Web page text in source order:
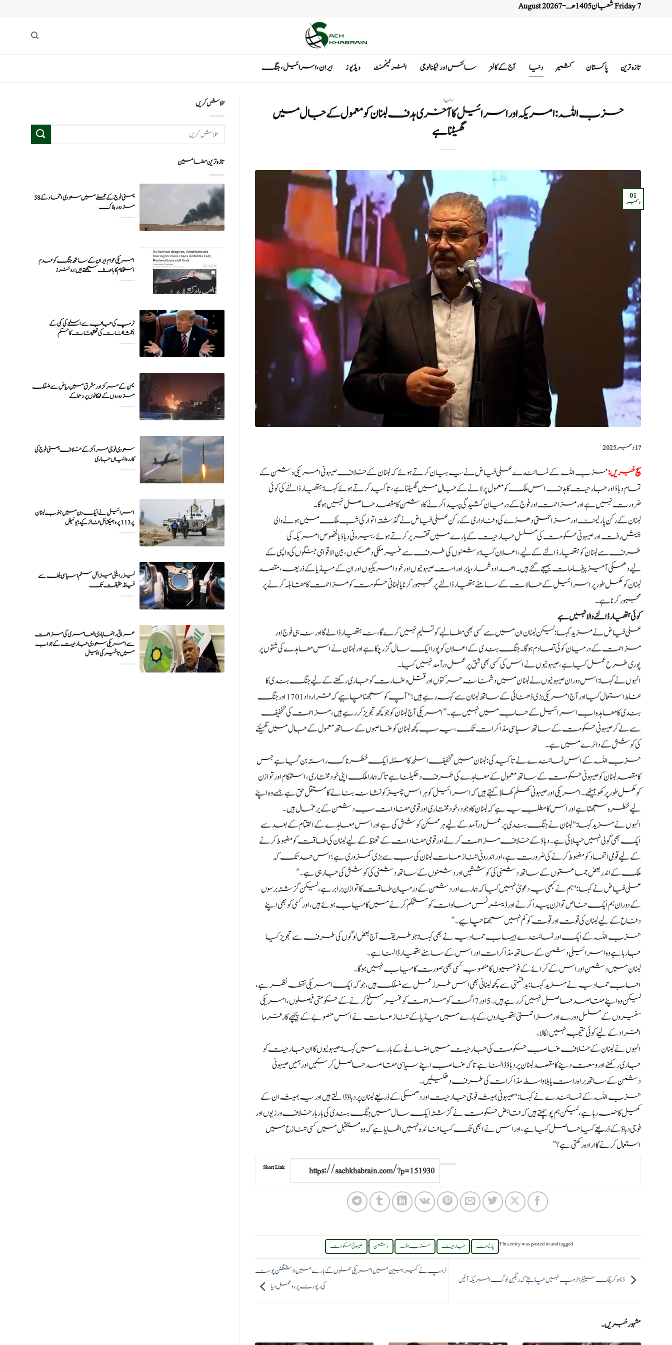
Friday 7 شعبان 1405 هـ - 7 August 2026
تازہ ترین پاکستان کشمیر دنیا آج کے کالمز سائنس اور ٹیکنالوجی انٹرٹینمنٹ ویڈیوز ایران ، اسرائیل ، جنگ
دنیا
حزب اللہ: امریکہ اور اسرائیل کا آخری ہدف لبنان کو معمول کے جال میں
گھسیٹنا ہے
01
دسمبر
?️1 دسمبر 2025
سچ خبریں:حزب اللہ کے نمائندے علی فیاض نے یہ بیان کرتے ہوئے کہ لبنان کے خلاف صیہونی امریکی دشمن کے
تمام دباؤ اور جارحیت کا ہدف اس ملک کو معمول پر لانے کے جال میں گھسیٹنا ہے، تاکید کرتے ہوئے کہا: ہتھیار ڈالنے کی کوئی
ضرورت نہیں ہے اور مزاحمت اور فوج کے درمیان کشیدگی پیدا کرنے کا دشمن کا مقصد حاصل نہیں ہو گا۔
لبنان کے رکن پارلیمنٹ اور مزاحمتی دھڑے کی وفاداری کے رکن علی فیاض نے گذشتہ اتوار کی شب ملک میں ہونے والی
پیش رفت اور صیہونی حکومت کی مسلسل جارحیت کے بارے میں تقریر کرتے ہوئے، بیرونی دباؤ بالخصوص امریکہ کی
طرف سے لبنان کو ہتھیار ڈالنے کے لیے، اعلان کیا: دشمنوں کی طرف سے غیر ملکی دھمکیوں، بین الاقوامی جنگوں کی واپسی کے
لیے دھمکی آمیز پیغامات بھیجے گئے ہیں۔ اعداد و شمار، یا براہ راست صیہونیوں اور خود امریکیوں اور ان کے میڈیا کے ذریعہ، مقصد
لبنان کو مکمل طور پر اسرائیل کے حالات کے سامنے ہتھیار ڈالنے پر مجبور کرنا یا لبنانی حکومت کو مزاحمت کا مقابلہ کرنے پر
مجبور کرنا ہے۔
کوئی ہتھیار ڈالنے والا نہیں ہے
علی فیاض نے مزید کہا: لیکن لبنان ان میں سے کسی بھی مطالبے کو تسلیم نہیں کرے گا، نہ ہتھیار ڈالے گا اور نہ ہی فوج اور
مزاحمت کے درمیان کوئی تصادم ہوگا۔ جنگ بندی کے اعلان کو پورا ایک سال گزر چکا ہے اور لبنان نے اس معاہدے کی شقوں پر
پوری طرح عمل کیا ہے، صیہونیوں نے اس کی کسی بھی شق پر عمل درآمد نہیں کیا۔
انہوں نے کہا: اس دوران صیہونیوں نے لبنان میں دشمنانہ حرکتوں اور قتل و غارت کو جاری رکھنے کے لیے جنگ بندی کا
غلط استعمال کیا اور آج امریکی بڑی ڈھٹائی کے ساتھ لبنان سے کہہ رہے ہیں؛ "آپ کو سمجھنا چاہیے کہ قرارداد 1701 اور جنگ
بندی کا معاہدہ اب اسرائیل کے حساب میں نہیں ہے۔” امریکی آج لبنان کو جو کچھ تجویز کر رہے ہیں، مزاحمت کی تخفیف
سے لے کر صیہونی حکومت کے ساتھ سیاسی مذاکرات تک، یہ سب کچھ لبنان کو غاصبوں کے ساتھ معمول کے جال میں گھسیٹنے
کی کوشش کے دائرے میں ہے۔
حزب اللہ کے اس نمائندے نے تاکید کی: لبنان میں تخفیف اسلحہ کا مسئلہ ایک خطرناک راستہ بن گیا ہے جس
کا مقصد لبنان کو صیہونی حکومت کے ساتھ معمول کے معاہدے کی طرف دھکیلنا ہے تاکہ ہمارا ملک اپنی خودمختاری، استحکام اور توازن
کو مکمل طور پر کھو بیٹھے۔ امریکی اور صیہونی کھلم کھلا کہتے ہیں کہ اسرائیل کو ہر اس چیز کو نشانہ بنانے کا مستقل حق ہے جسے وہ اپنے
لیے خطرہ سمجھتا ہے اور اس کا مطلب یہ ہے کہ لبنان کا وجود، خودمختاری اور قومی مفادات سب دشمن کے یرغمال ہیں۔
انہوں نے مزید کہا: "لبنان نے جنگ بندی پر عمل درآمد کے لیے ہر ممکن کوشش کی ہے اور اس معاہدے کے اختتام کے بعد سے
ایک بھی گولی نہیں چلائی ہے۔ دباؤ کے خلاف مزاحمت کرنے اور قومی مفادات کے تحفظ کے لیے لبنان کی طاقت کو مضبوط کرنے
کے لیے قومی اتحاد کو مضبوط کرنے کی ضرورت ہے، اور اندرونی تنازعات لبنان کی سب سے بڑی کمزوری ہے؛ اس حد تک کہ
ملک کے اندر بعض جماعتوں کے ساتھ دشمنی کی کوششیں اور دشمنوں کے ساتھ دشمنی کی کوشش کی جا رہی ہے۔”
علی فیاض نے کہا: "ہم نے کبھی یہ دعویٰ نہیں کیا کہ ہمارے اور دشمن کے درمیان طاقت کا توازن برابر ہے، لیکن گزشتہ برسوں
کے دوران ہم ایک خاص توازن پیدا کرنے اور ڈیٹرنس مساوات کو مستحکم کرنے میں کامیاب ہوئے ہیں، اور کسی کو بھی اپنے
دفاع کے لیے لبنان کی قوت اور قوت کو کم نہیں سمجھنا چاہیے۔”
حزب اللہ کے ایک اور نمائندے ایہاب حمادیہ نے بھی کہا: جو طریقہ آج بعض لوگوں کی طرف سے تجویز کیا
جا رہا ہے وہ اسرائیلی دشمن کے ساتھ مذاکرات اور اس کے سامنے ہتھیار ڈالنا ہے۔
لبنان میں دشمن اور اس کے کرائے کے فوجیوں کا منصوبہ کسی بھی صورت کامیاب نہیں ہو گا۔
احاب حمادیہ نے مزید کہا: بدقسمتی سے کچھ لبنانی بھی اس طرز عمل سے منسلک ہیں، جو کہ ایک امریکی نقطہ نظر ہے،
لیکن وہ اپنے مقاصد حاصل نہیں کر رہے ہیں۔ 5 اور 7 اگست کو مزاحمت کو غیر مسلح کرنے کے حکومتی فیصلوں، امریکی
سفیروں کے مسلسل دورے اور مزاحمتی ہتھیاروں کے بارے میں میڈیا کے تنازعات نے اس منصوبے کے پیچھے کارفرما
افراد کے لیے کوئی نتیجہ نہیں نکالا۔
انہوں نے لبنان کے خلاف غاصب حکومت کی جارحیت میں اضافے کے بارے میں کہا: صیہونیوں کا ان جارحیت کو
جاری رکھنے اور وسعت دینے کا مقصد لبنان پر دباؤ ڈالنا ہے تاکہ غاصب اپنے سیاسی مقاصد حاصل کر سکیں اور ہمیں صیہونی
دشمن کے ساتھ براہ راست یا بلاواسطہ مذاکرات کی طرف دھکیلیں۔
حزب اللہ کے نمائندے نے کہا: "صیہونی ہمیشہ فوجی جارحیت اور دھمکی کے ذریعے لبنان پر دباؤ ڈالتے ہیں اور یہ ہمیشہ ان کے
کھیل کا حصہ رہا ہے، لیکن ہم پوچھتے ہیں کہ قابض حکومت نے گزشتہ ایک سال میں جنگ بندی کی بار بار خلاف ورزیوں اور
فوجی دباؤ کے ذریعے کیا حاصل کیا ہے، اور اس نے ابھی تک کیا فائدہ نہیں اٹھایا ہے کہ وہ مستقبل میں کسی تنازع میں
استعمال کرنے کا ارادہ رکھتی ہے؟”
Short Link
This entry was posted inand tagged پارلیمنٹ , جارحیت , حزب اللہ , دشمن , صیہونی حکومت .
ڈیموکریٹک سینیٹر: ٹرمپ نہیں چاہتے کہ رنگین لوگ امریکہ آئیں
ٹرمپ نے کیریبین میں امریکی حملوں کے بارے میں واشنگٹن پوسٹ
کی رپورٹ پر ردعمل دیا
مشہور خبریں۔
تلاش کریں
تازہ ترین مضامین
یمنی فوج کے حملے میں سعودی اتحاد کے 58
مزدور ہلاک
امریکی عوام ایران کے ساتھ جنگ کو عدم
ٹرمپ کی جانب سے اسلحے کی کمی کے
انکشافات کی تحقیقات کا حکم
یمن کے مرکز اور مشرق میں ریاض سے منسلک
مزدوروں کے ٹھکانوں پر دھماکے
سعودی فوجی مراکز کے خلاف یمنی فوج کی
اسرائیل نے ایک دن میں جنوب لبنان
پر 113 پروجیکٹائل فائر کیے: یونیفل
لیزر اینٹی میزائل سسٹم؛ سیاسی بلف سے
فیلڈ حقیقت تک
عراقی رہنما ہادی العامری کی مزاحمت
سے امریکی سعودی جارحیت کے جواب
میں تاخیر کی اپیل